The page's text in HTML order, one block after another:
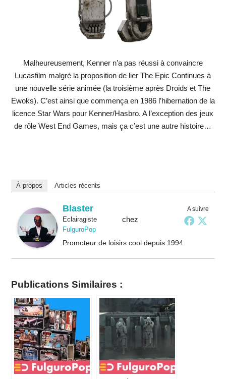
Malheureusement, Kenner n’a pas réussi à convaincre
Lucasfilm malgré la proposition de lier The Epic Continues à
une nouvelle série animée (la troisième après Droids et The
Ewoks). C’est ainsi que commença en 1986 l’hibernation de la
licence Star Wars pour Kenner/Hasbro. A l’exception des jeux
de rôle West End Games, mais ça c’est une autre histoire…
À propos Articles récents
A suivre
Blaster
Eclairagistechez
FulguroPop
Promoteur de loisirs cool depuis 1994.
Publications Similaires :